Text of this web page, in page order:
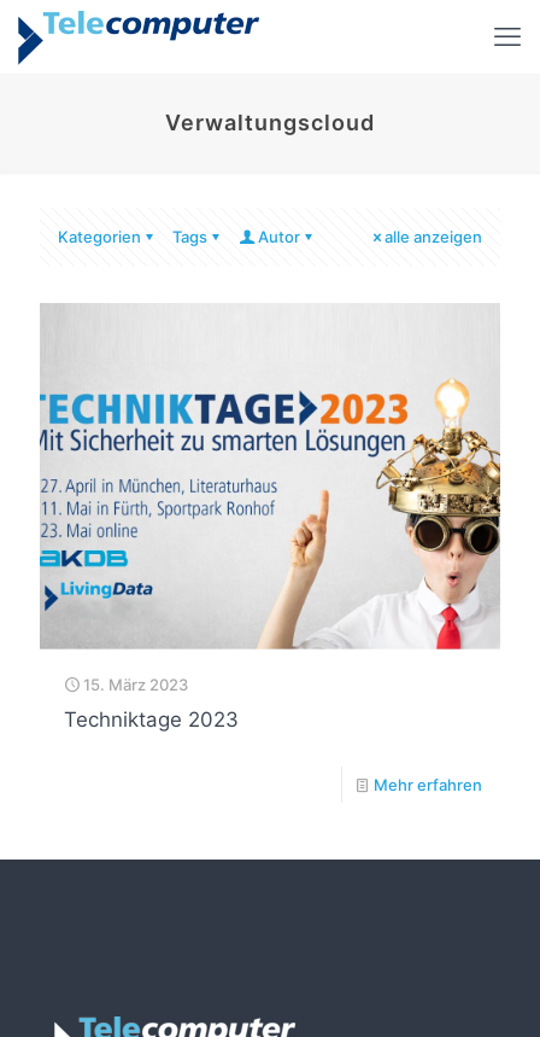
Verwaltungscloud
Kategorien Tags Autor alle anzeigen
15. März 2023
Techniktage 2023
Mehr erfahren